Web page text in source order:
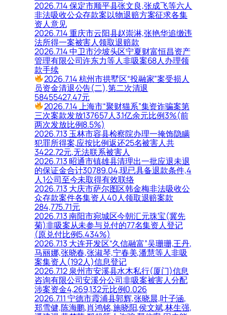
2026.7.14 保定市顺平县张文良,张成飞等六人
非法吸收公众存款案以物退赔方案征求各集
资人意见
2026.7.14 重庆市云阳县赵崇淋,张艳华追缴违
法所得一案被害人领取退赔款
2026.7.14 中卫市沙坡头区宁夏财富恒昌资产
管理有限公司许东力等人非吸案68人办理领
款手续
2026.7.14 杭州市拱墅区“投融家”案受损人
员资金清退公告(二),第二次清退
58455427.47元
2026.7.14 上海市“聚财猫系”集资诈骗案第
三次案款发放137657人3.1亿余元比例3%(前
两次发放比例8.5%)
2026.7.13 玉林市容县检察院办理一掩饰隐瞒
犯罪所得案,应按比例返还25名被害人共
3422.72元,无法联系被害人
2026.7.13 昭通市镇雄县清理出一批应退未退
的保证金合计30789.04,现已具备退款条件,4
人1公司至今未取得有效联络
2026.7.13 大庆市萨尔图区韩金梅非法吸收公
众存款案件各集资人40人领取退赔案款
284,775.71元
2026.7.13 南阳市宛城区今朝汇元珠宝(冀先
菊)非吸案从未参与兑付的77名集资人登记
(原兑付比例5.434%)
2026.7.13 大连开发区“久信融富”吴珊珊,王丹,
马丽娜,张晓春,张淑琴,宁春美,潘慧等人非吸
案集资人(192人)信息登记
2026.7.12 泉州市安溪县水木私行(厦门)信息
咨询有限公司安溪分公司非吸案被害人分配
涉案资金4,269,132元比例0.026
2026.7.11 宁德市霞浦县郭辉,张晓晨,叶子涵,
郑雪健,陈海鹏,肖鸿铭,施晓阳,侯文斌,林生强,